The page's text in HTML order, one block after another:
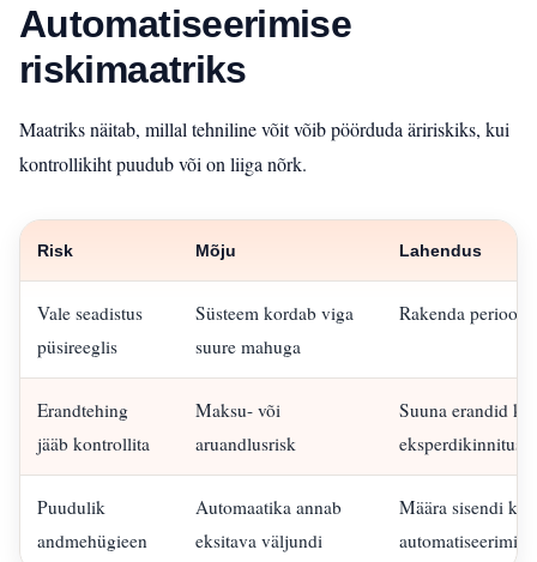
Automatiseerimise
riskimaatriks
Maatriks näitab, millal tehniline võit võib pöörduda äririskiks, kui
kontrollikiht puudub või on liiga nõrk.
Risk Mõju Lahendus
Vale seadistus
püsireeglis
Süsteem kordab viga
suure mahuga
Rakenda
Erandtehing
jääb kontrollita
Maksu- või
aruandlusrisk
Suuna erandid
eksperdikinnituse
Puudulik
andmehügieen
Automaatika annab
eksitava väljundi
Määra sisendi
automatiseerimist